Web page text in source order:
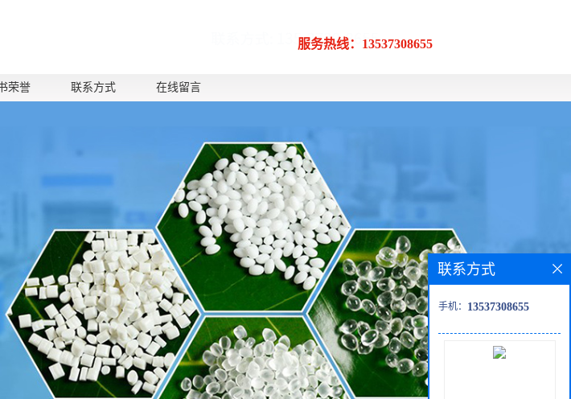
服务热线：13537308655
荣誉 联系方式 在线留言
联系方式
手机： 13537308655